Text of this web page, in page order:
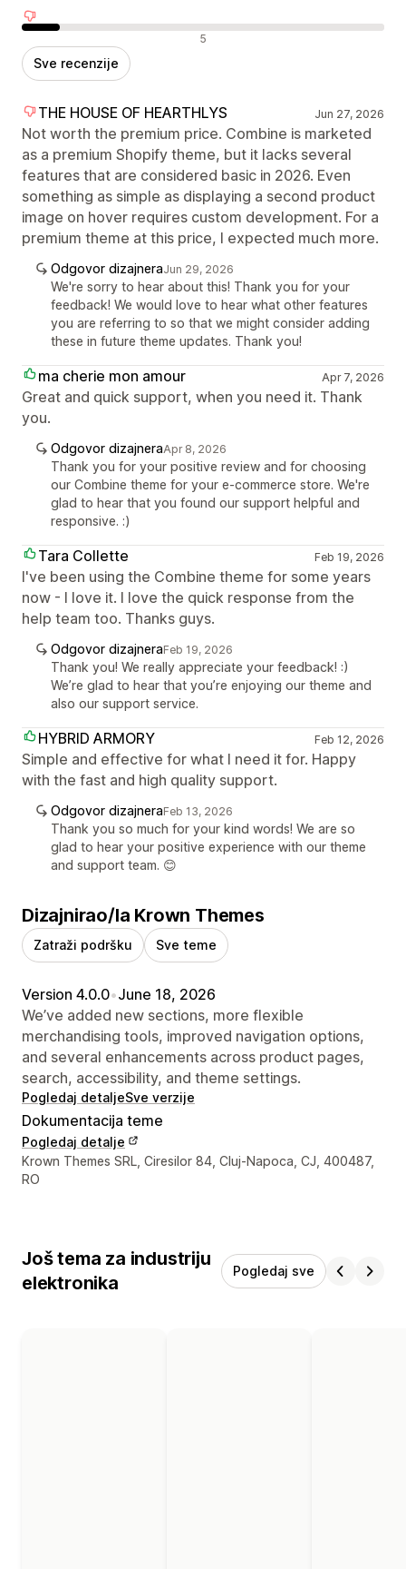
Negativne recenzije 5
Sve recenzije
THE HOUSE OF HEARTHLYS Jun 27, 2026
Not worth the premium price. Combine is marketed
as a premium Shopify theme, but it lacks several
features that are considered basic in 2026. Even
something as simple as displaying a second product
image on hover requires custom development. For a
premium theme at this price, I expected much more.
Odgovor dizajneraJun 29, 2026
We're sorry to hear about this! Thank you for your
feedback! We would love to hear what other features
you are referring to so that we might consider adding
these in future theme updates. Thank you!
ma cherie mon amour Apr 7, 2026
Great and quick support, when you need it. Thank
you.
Odgovor dizajneraApr 8, 2026
Thank you for your positive review and for choosing
our Combine theme for your e-commerce store. We're
glad to hear that you found our support helpful and
responsive. :)
Tara Collette Feb 19, 2026
I've been using the Combine theme for some years
now - I love it. I love the quick response from the
help team too. Thanks guys.
Odgovor dizajneraFeb 19, 2026
Thank you! We really appreciate your feedback! :)
We’re glad to hear that you’re enjoying our theme and
also our support service.
HYBRID ARMORY Feb 12, 2026
Simple and effective for what I need it for. Happy
with the fast and high quality support.
Odgovor dizajneraFeb 13, 2026
Thank you so much for your kind words! We are so
glad to hear your positive experience with our theme
and support team. 😊
Dizajnirao/la Krown Themes
Zatraži podršku Sve teme
Version 4.0.0•June 18, 2026
We’ve added new sections, more flexible
merchandising tools, improved navigation options,
and several enhancements across product pages,
search, accessibility, and theme settings.
Pogledaj detaljeSve verzije
Dokumentacija teme
Pogledaj detalje
Podaci za kontakt dizajnera
Krown Themes SRL, Ciresilor 84, Cluj-Napoca, CJ, 400487,
RO
Još tema za industriju
elektronika
Pogledaj sve